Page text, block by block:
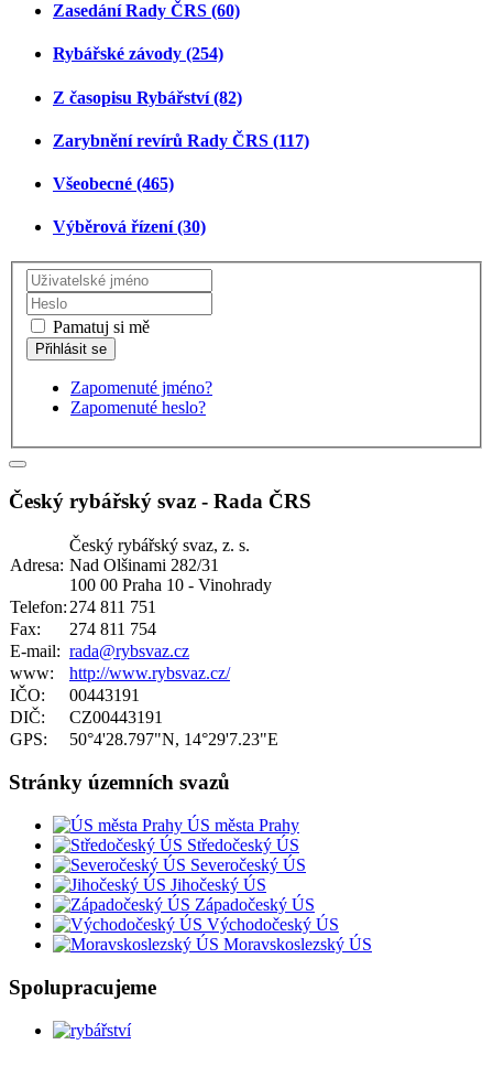
Zasedání Rady ČRS (60)
Rybářské závody (254)
Z časopisu Rybářství (82)
Zarybnění revírů Rady ČRS (117)
Všeobecné (465)
Výběrová řízení (30)
Pamatuj si mě
Zapomenuté jméno?
Zapomenuté heslo?
Český rybářský svaz - Rada ČRS
Adresa:
Český rybářský svaz, z. s.
Nad Olšinami 282/31
100 00 Praha 10 - Vinohrady
Telefon: 274 811 751
Fax:
274 811 754
E-mail: rada@rybsvaz.cz
www:
http://www.rybsvaz.cz/
IČO:
00443191
DIČ:
CZ00443191
GPS:
50°4'28.797"N, 14°29'7.23"E
Stránky územních svazů
ÚS města Prahy
Středočeský ÚS
Severočeský ÚS
Jihočeský ÚS
Západočeský ÚS
Východočeský ÚS
Moravskoslezský ÚS
Spolupracujeme